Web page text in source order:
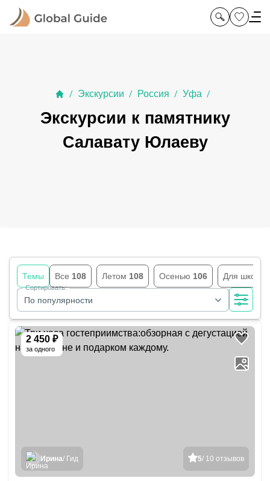
/ Экскурсии / Россия / Уфа /
Экскурсии к памятнику
Салавату Юлаеву
Темы Все 108 Летом 108 Осенью 106 Для
По популярности
Сортировать:
2 450 ₽
за одного
5/ 10 отзывов
Ирина/ Гид